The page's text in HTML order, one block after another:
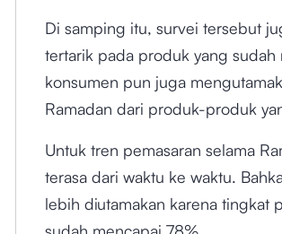
Di samping itu, survei tersebut
tertarik pada produk yang
konsumen pun juga
Ramadan dari produk-produk
Untuk tren pemasaran selama
terasa dari waktu ke waktu.
lebih diutamakan karena tingkat